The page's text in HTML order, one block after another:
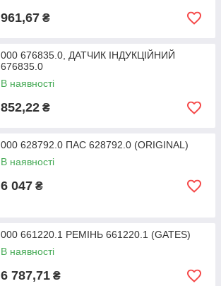
961,67 ₴
000 676835.0, ДАТЧИК ІНДУКЦІЙНИЙ
676835.0
В наявності
852,22 ₴
000 628792.0 ПАС 628792.0 (ORIGINAL)
В наявності
6 047 ₴
000 661220.1 РЕМІНЬ 661220.1 (GATES)
В наявності
6 787,71 ₴